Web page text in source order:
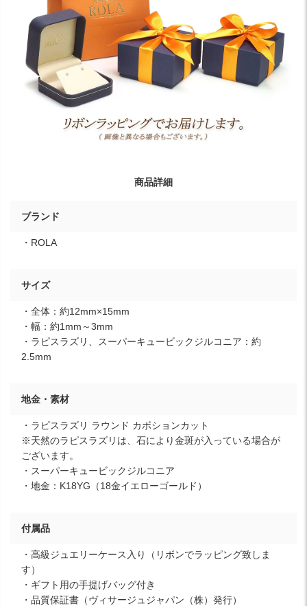
商品詳細
ブランド
・ROLA
サイズ
・全体：約12mm×15mm
・幅：約1mm～3mm
・ラピスラズリ、スーパーキュービックジルコニア：約
2.5mm
地金・素材
・ラピスラズリ ラウンド カボションカット
※天然のラピスラズリは、石により金斑が入っている場合が
ございます。
・スーパーキュービックジルコニア
・地金：K18YG（18金イエローゴールド）
付属品
・高級ジュエリーケース入り（リボンでラッピング致しま
す）
・ギフト用の手提げバッグ付き
・品質保証書（ヴィサージュジャパン（株）発行）